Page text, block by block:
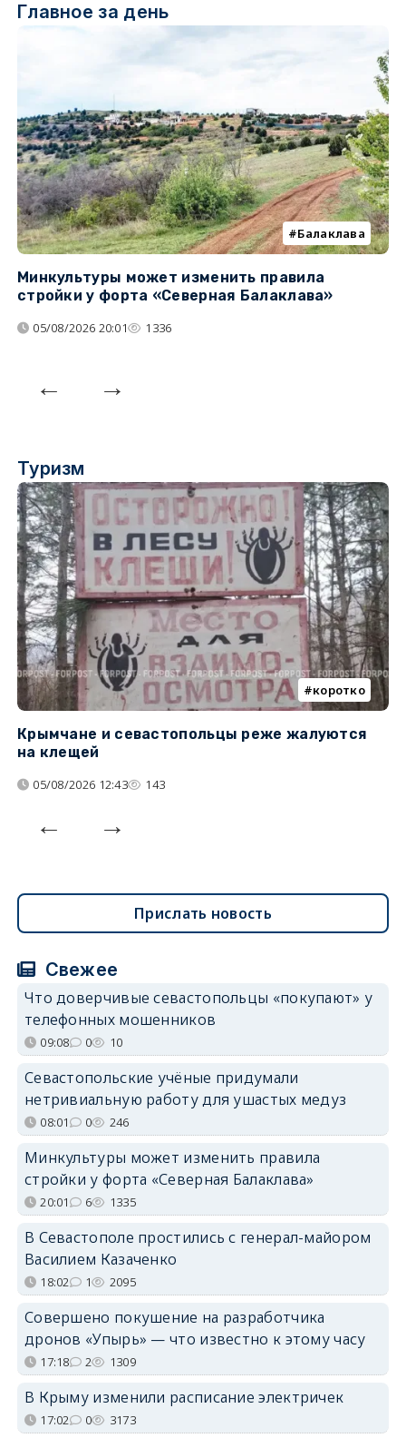
Главное за день
Балаклава
Минкультуры может изменить правила
стройки у форта «Северная Балаклава»
05/08/2026 20:01 1336
Туризм
коротко
Крымчане и севастопольцы реже жалуются
на клещей
05/08/2026 12:43 143
Прислать новость
Свежее
Что доверчивые севастопольцы «покупают» у
телефонных мошенников
09:08 0 10
Севастопольские учёные придумали
нетривиальную работу для ушастых медуз
08:01 0 246
Минкультуры может изменить правила
стройки у форта «Северная Балаклава»
20:01 6 1335
В Севастополе простились с генерал-майором
Василием Казаченко
18:02 1 2095
Совершено покушение на разработчика
дронов «Упырь» — что известно к этому часу
17:18 2 1309
В Крыму изменили расписание электричек
17:02 0 3173